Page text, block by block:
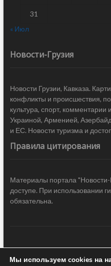
31
« Июл
Новости-Грузия
Новости Грузии, Кавказа.
конфликты и происшествия,
культура, спорт,
Украиной, Арменией,
и ЕС. Новости туризма и
Правила цитирования
Материалы портала "Новости-
доступе. При использовании
обязательна.
Мы используем cookies на